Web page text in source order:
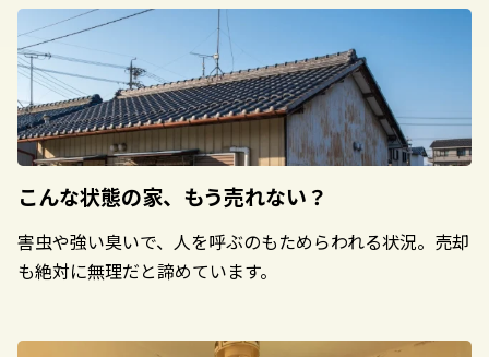
こんな状態の家、 もう売れない？
害虫や強い臭いで、人を呼ぶのもためらわれる状況。売却
も絶対に無理だと諦めています。